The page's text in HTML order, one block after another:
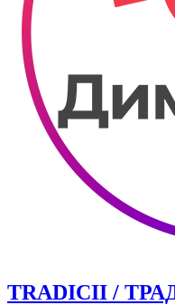
TRADICII /